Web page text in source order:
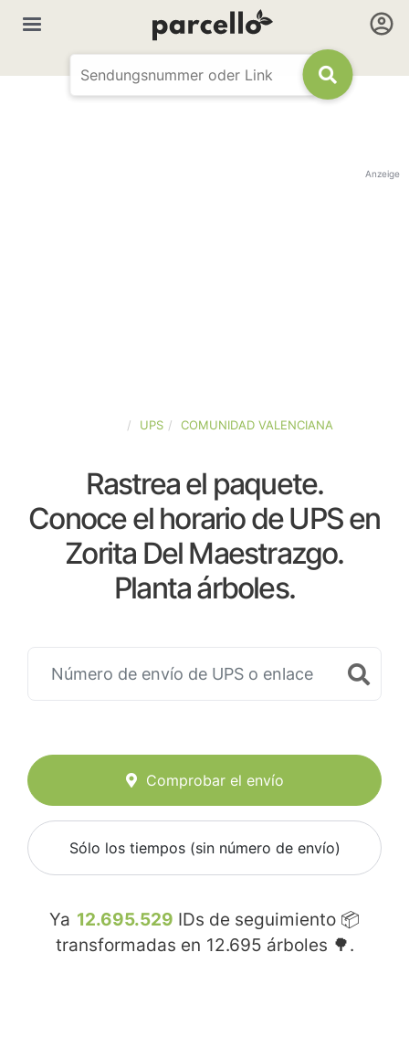
Anzeige
UPS COMUNIDAD VALENCIANA
Rastrea el paquete.
Conoce el horario de UPS en
Zorita Del Maestrazgo.
Planta árboles.
Comprobar el envío
Sólo los tiempos (sin número de envío)
Ya 12.695.529 IDs de seguimiento 📦
transformadas en 12.695 árboles 🌳.